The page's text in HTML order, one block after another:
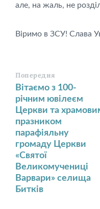
але, на жаль, не
Віримо в ЗСУ! Слава
Попередня
Вітаємо з 100-
річним ювілеєм
Церкви та
празником
парафіяльну
громаду Церкви
«Святої
Великомучениці
Варвари» селища
Битків